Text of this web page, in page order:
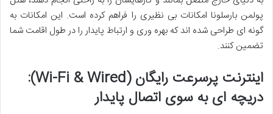
پولمن بارسلونا امکانات بی نظیری را فراهم کرده است. این امکانات به
گونه ای طراحی شده اند که بهره وری و ارتباط پایدار را در طول اقامت شما
تضمین کنند.
اینترنت پرسرعت رایگان (Wi-Fi & Wired):
دریچه ای به سوی اتصال پایدار